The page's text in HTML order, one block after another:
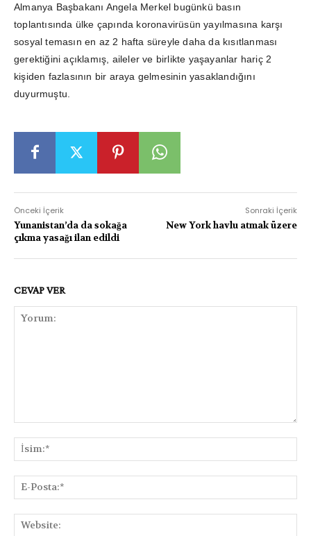
Almanya Başbakanı Angela Merkel bugünkü basın
toplantısında ülke çapında koronavirüsün yayılmasına karşı
sosyal temasın en az 2 hafta süreyle daha da kısıtlanması
gerektiğini açıklamış, aileler ve birlikte yaşayanlar hariç 2
kişiden fazlasının bir araya gelmesinin yasaklandığını
duyurmuştu.
Önceki İçerik
Yunanistan’da da sokağa
çıkma yasağı ilan edildi
Sonraki İçerik
New York havlu atmak üzere
CEVAP VER